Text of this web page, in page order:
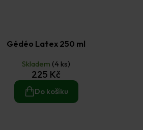
Gédéo Latex 250 ml
Skladem (4 ks)
225 Kč
Do košíku